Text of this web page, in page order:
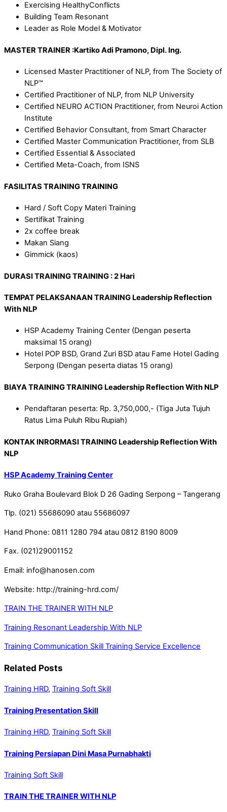
Exercising HealthyConflicts
Building Team Resonant
Leader as Role Model & Motivator
MASTER TRAINER :Kartiko Adi Pramono, Dipl. Ing.
Licensed Master Practitioner of NLP, from The Society of
NLP™
Certified Practitioner of NLP, from NLP University
Certified NEURO ACTION Practitioner, from Neuroi Action
Institute
Certified Behavior Consultant, from Smart Character
Certified Master Communication Practitioner, from SLB
Certified Essential & Associated
Certified Meta-Coach, from ISNS
FASILITAS TRAININGTRAINING
Hard / Soft Copy Materi Training
Sertifikat Training
2x coffee break
Makan Siang
Gimmick (kaos)
DURASI TRAININGTRAINING : 2 Hari
TEMPAT PELAKSANAAN TRAINING Leadership Reflection
With NLP
HSP Academy Training Center (Dengan peserta
maksimal 15 orang)
Hotel POP BSD, Grand Zuri BSD atau Fame Hotel Gading
Serpong (Dengan peserta diatas 15 orang)
BIAYA TRAINING TRAINING Leadership Reflection With NLP
Pendaftaran peserta: Rp. 3,750,000,- (Tiga Juta Tujuh
Ratus Lima Puluh Ribu Rupiah)
KONTAK INRORMASI TRAINING Leadership Reflection With
NLP
HSP Academy Training Center
Ruko Graha Boulevard Blok D 26 Gading Serpong – Tangerang
Tlp. (021) 55686090 atau 55686097
Hand Phone: 0811 1280 794 atau 0812 8190 8009
Fax. (021)29001152
Email: info@hanosen.com
Website: http://training-hrd.com/
TRAIN THE TRAINER WITH NLP
Training Resonant Leadership With NLP
Training Communication Skill Training Service Excellence
Related Posts
Training HRD, Training Soft Skill
Training Presentation Skill
Training HRD, Training Soft Skill
Training Persiapan Dini Masa Purnabhakti
Training Soft Skill
TRAIN THE TRAINER WITH NLP